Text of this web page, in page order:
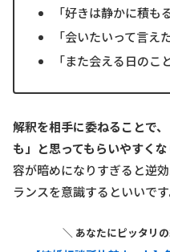
「好きは静かに積も
「会いたいって言え
「また会える日のこ
解釈を相手に委ねることで
も」と思ってもらいやすくな
容が暗めになりすぎると逆
ランスを意識するといいです
＼ あなたにピッタリ